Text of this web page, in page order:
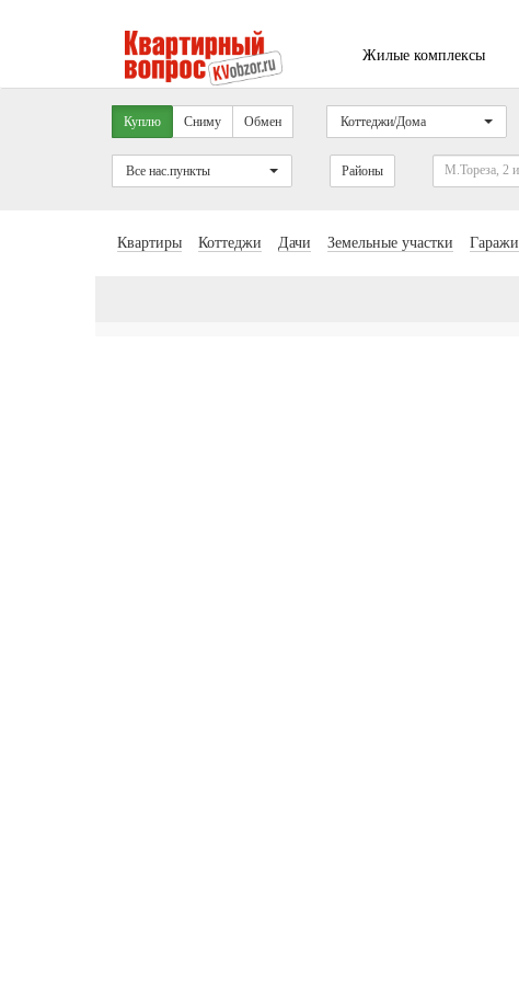
Жилые комплексы
Куплю Сниму Обмен Коттеджи/Дома
Все нас.пункты Районы
Квартиры Коттеджи Дачи Земельные участки Гаражи